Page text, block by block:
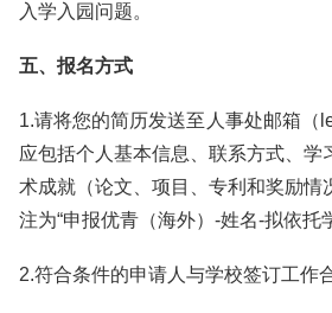
入学入园问题。
五、报名方式
1.请将您的简历发送至人事处邮箱（
应包括个人基本信息、联系方式、学
术成就（论文、项目、专利和奖励情
注为“申报优青（海外）-姓名-拟依托
2.符合条件的申请人与学校签订工作